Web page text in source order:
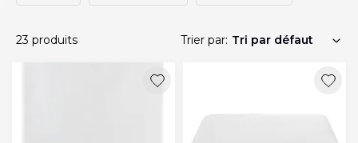
23 produits Trier par: